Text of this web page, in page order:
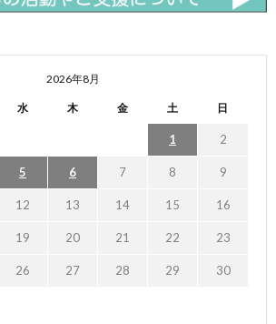
2026年8月
水 木 金 土 日
1 2
5 6 7 8 9
12 13 14 15 16
19 20 21 22 23
26 27 28 29 30